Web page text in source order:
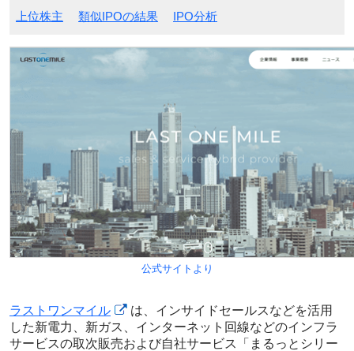
上位株主
類似IPOの結果 IPO分析
公式サイトより
ラストワンマイル
は、インサイドセールスなどを活用
した新電力、新ガス、インターネット回線などのインフラ
サービスの取次販売および自社サービス「まるっとシリー